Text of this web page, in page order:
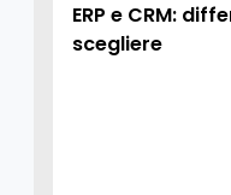
ERP e CRM:
scegliere